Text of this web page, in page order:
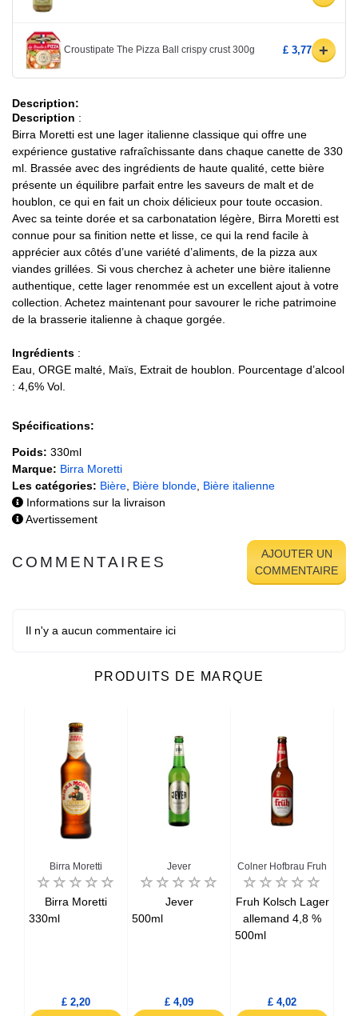
Croustipate The Pizza Ball crispy crust 300g £ 3,77 +
Description:
Description :
Birra Moretti est une lager italienne classique qui offre une
expérience gustative rafraîchissante dans chaque canette de 330
ml. Brassée avec des ingrédients de haute qualité, cette bière
présente un équilibre parfait entre les saveurs de malt et de
houblon, ce qui en fait un choix délicieux pour toute occasion.
Avec sa teinte dorée et sa carbonatation légère, Birra Moretti est
connue pour sa finition nette et lisse, ce qui la rend facile à
apprécier aux côtés d’une variété d’aliments, de la pizza aux
viandes grillées. Si vous cherchez à acheter une bière italienne
authentique, cette lager renommée est un excellent ajout à votre
collection. Achetez maintenant pour savourer le riche patrimoine
de la brasserie italienne à chaque gorgée.
Ingrédients :
Eau, ORGE malté, Maïs, Extrait de houblon. Pourcentage d’alcool
: 4,6% Vol.
Spécifications:
Poids: 330ml
Marque: Birra Moretti
Les catégories: Bière Bière blonde Bière italienne
Informations sur la livraison
Avertissement
COMMENTAIRES
AJOUTER UN
COMMENTAIRE
Il n'y a aucun commentaire ici
PRODUITS DE MARQUE
Birra Moretti
Birra Moretti
330ml
£ 2,20
Jever
Jever
500ml
£ 4,09
Colner Hofbrau Fruh
Fruh Kolsch Lager
allemand 4,8 %
500ml
£ 4,02